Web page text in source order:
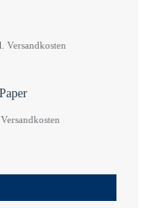
Versandkosten